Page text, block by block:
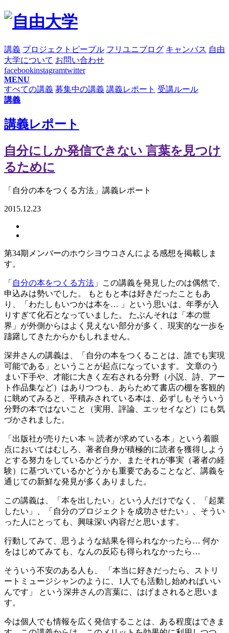
講義 プロジェクト ピープル フリユニブログ キャンパス 自由
大学について お問い合わせ
facebookinstagramtwitter
MENU
すべての講義 募集中の講義 講義レポート 受講ルール
講義
講義レポート
自分にしか発信できない 言葉を見つけ
るために
「自分の本をつくる方法」講義レポート
2015.12.23
第34期メンバーのホウシヨウコさんによる感想を掲載しま
す。
「 自分の本をつくる方法 」この講義を発見したのは偶然で、
申込みは勢いでした。 もともと本は好きだったこともあ
り、「わたしもいつかは本を… 」という思いは、年季が入
りすぎて化石となっていました。 たぶんそれは「本の世
界」が外側からはよく見えない部分が多く、現実的な一歩を
躊躇してきたからかもしれません。
深井さんの講義は、「自分の本をつくることは、誰でも実現
可能である」ということが起点になっています。 文章のう
まい下手や、才能に大きく左右される分野（小説、詩、アー
ト作品集など）はありつつも、あらためて書店の棚を客観的
に眺めてみると、平積みされている本は、必ずしもそういう
分野の本ではないこと（実用、評論、エッセイなど）にも気
づかされました。
「出版社が売りたい本 ≒ 読者が求めている本」という着眼
点においてはむしろ、著者自身が積極的に読者を獲得しよう
とする努力をしているかどうか、またそれが事実（著者の経
験）に基づいているかどうかも重要であることなど、講義を
通じての新鮮な発見が多くありました。
この講義は、「本を出したい」という人だけでなく、「起業
したい」、「自分のプロジェクトを成功させたい」、そうい
った人にとっても、興味深い内容だと思います。
行動してみて、思うような結果を得られなかったら… 何か
をはじめてみても、なんの反応も得られなかったら…
そういう不安のある人も、 「本当に好きだったら、ストリ
ートミュージシャンのように、1人でも活動し始めればいい
んです」 という深井さんの言葉に、はげまされると思いま
す。
今は個人でも情報を広く発信することは、ある程度はできま